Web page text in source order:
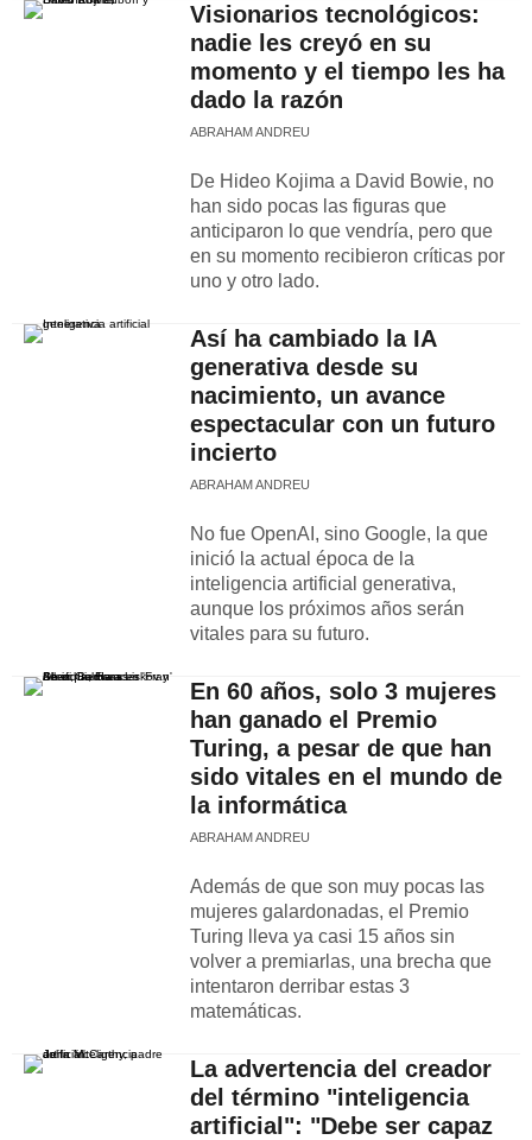
Visionarios tecnológicos:
nadie les creyó en su
momento y el tiempo les ha
dado la razón
ABRAHAM ANDREU
De Hideo Kojima a David Bowie, no
han sido pocas las figuras que
anticiparon lo que vendría, pero que
en su momento recibieron críticas por
uno y otro lado.
Así ha cambiado la IA
generativa desde su
nacimiento, un avance
espectacular con un futuro
incierto
ABRAHAM ANDREU
No fue OpenAI, sino Google, la que
inició la actual época de la
inteligencia artificial generativa,
aunque los próximos años serán
vitales para su futuro.
En 60 años, solo 3 mujeres
han ganado el Premio
Turing, a pesar de que han
sido vitales en el mundo de
la informática
ABRAHAM ANDREU
Además de que son muy pocas las
mujeres galardonadas, el Premio
Turing lleva ya casi 15 años sin
volver a premiarlas, una brecha que
intentaron derribar estas 3
matemáticas.
La advertencia del creador
del término "inteligencia
artificial": "Debe ser capaz